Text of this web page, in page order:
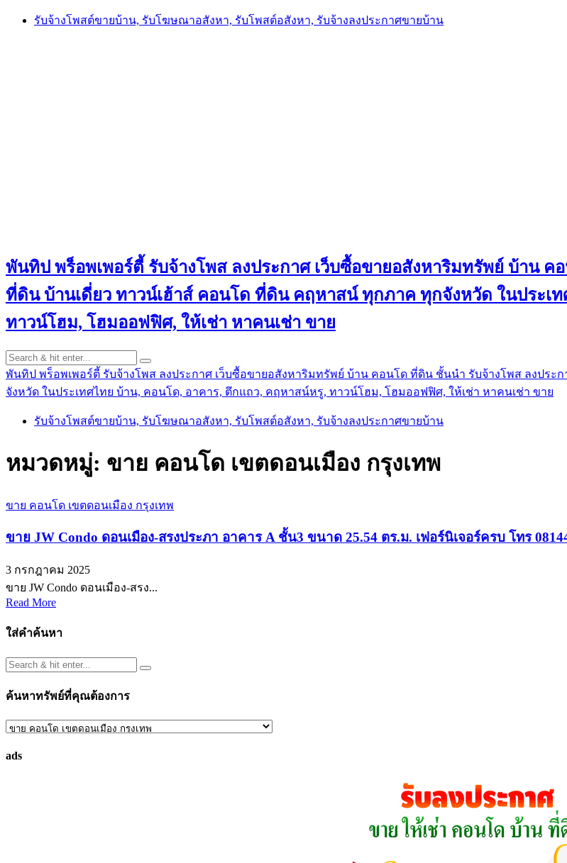
Skip
รับจ้างโพสต์ขายบ้าน, รับโฆษณาอสังหา, รับโพสต์อสังหา, รับจ้างลงประกาศขายบ้าน
พันทิป พร็อพเพอร์ตี้ รับจ้างโพส ลงประกาศ เว็บซื้อขายอสังหาริมทรัพย์ บ้าน
ที่ดิน บ้านเดี่ยว ทาวน์เฮ้าส์ คอนโด ที่ดิน คฤหาสน์ ทุกภาค ทุกจังหวัด ในประเ
ทาวน์โฮม, โฮมออฟฟิศ, ให้เช่า หาคนเช่า ขาย
พันทิป พร็อพเพอร์ตี้ รับจ้างโพส ลงประกาศ เว็บซื้อขายอสังหาริมทรัพย์ บ้าน คอนโด ที่ดิน ชั้นนำ รับจ้างโพส ลงประ
จังหวัด ในประเทศไทย บ้าน, คอนโด, อาคาร, ตึกแถว, คฤหาสน์หรู, ทาวน์โฮม, โฮมออฟฟิศ, ให้เช่า หาคนเช่า ขาย
รับจ้างโพสต์ขายบ้าน, รับโฆษณาอสังหา, รับโพสต์อสังหา, รับจ้างลงประกาศขายบ้าน
หมวดหมู่: ขาย คอนโด เขตดอนเมือง กรุงเทพ
ขาย คอนโด เขตดอนเมือง กรุงเทพ
ขาย JW Condo ดอนเมือง-สรงประภา อาคาร A ชั้น3 ขนาด 25.54 ตร.ม. เฟอร์นิเจอร์ครบ โทร
3 กรกฎาคม 2025
ขาย JW Condo ดอนเมือง-สรง...
Read More
ใส่คำค้นหา
ค้นหาทรัพย์ที่คุณต้องการ
ค้นหา
ที่
ads